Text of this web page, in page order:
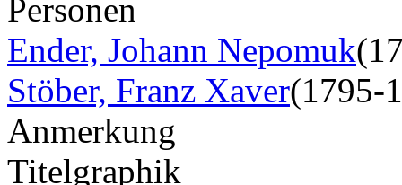
Personen
Ender, Johann Nepomuk
Stöber, Franz Xaver(1795-
Anmerkung
Titelgraphik